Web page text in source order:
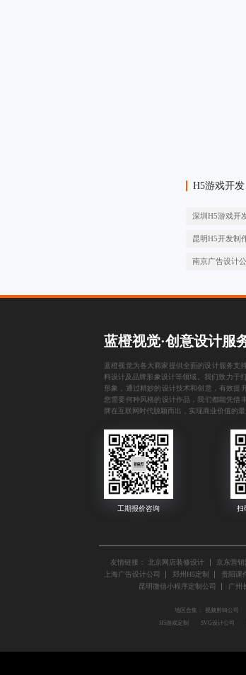
H5游戏开发
深圳H5游戏开
昆明H5开发制
南京广告设计
蓝橙视觉·创意设计服
蓝橙视觉为各大商家提供全面的设计服务支
料设计及品牌形象设计等领域。我们致力于
形象，通过精妙的设计技术和创意，有效提
您需要何种风格的设计作品，我们都能凭借
牌在互联网时代脱颖而出，实现商业价值的最
友情链接： 北京网店装修设计 京东营
上海广告设计公司
郑州H5定制 贵阳课
昆明微信小程序定制公司
广州
地区合集： 视频剪辑公司
H5游戏定制
SVG设计公司